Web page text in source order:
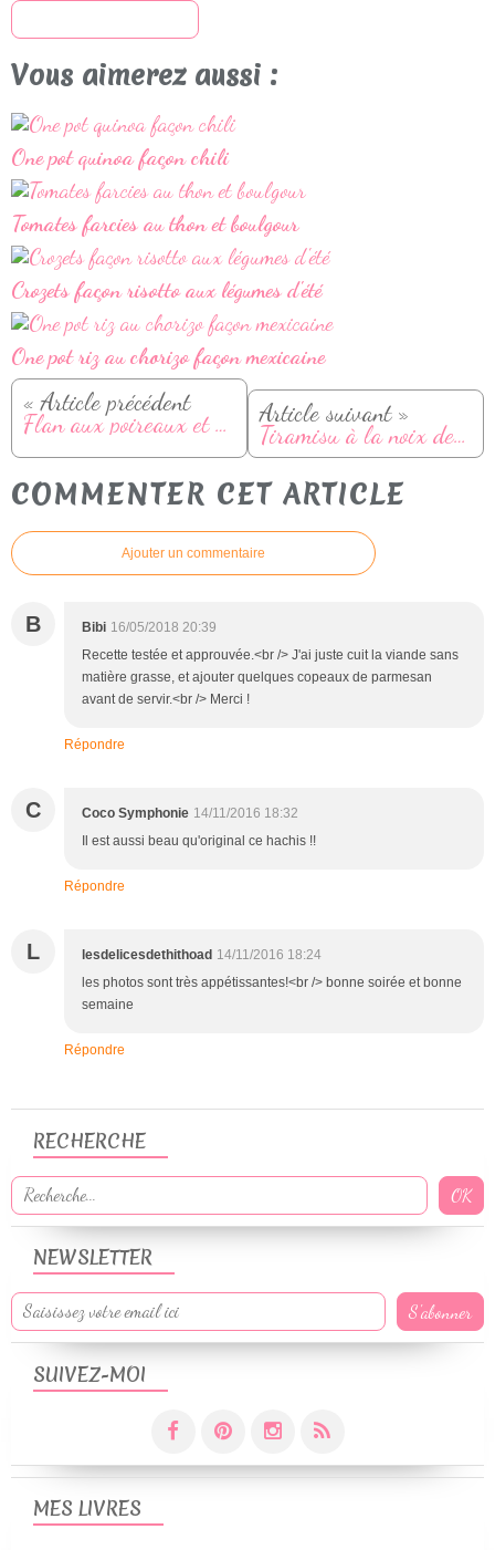
Vous aimerez aussi :
One pot quinoa façon chili
Tomates farcies au thon et boulgour
Crozets façon risotto aux légumes d'été
One pot riz au chorizo façon mexicaine
« Article précédent
Flan aux poireaux et bacon Article suivant »
Tiramisu à la noix de coco et chocolat
COMMENTER CET ARTICLE
Ajouter un commentaire
B Bibi 16/05/2018 20:39
Recette testée et approuvée.<br /> J'ai juste cuit la viande sans
matière grasse, et ajouter quelques copeaux de parmesan
avant de servir.<br /> Merci !
Répondre
C Coco Symphonie 14/11/2016 18:32
Il est aussi beau qu'original ce hachis !!
Répondre
L lesdelicesdethithoad 14/11/2016 18:24
les photos sont très appétissantes!<br /> bonne soirée et bonne
semaine
Répondre
NEWSLETTER
SUIVEZ-MOI
RECHERCHE
MES LIVRES